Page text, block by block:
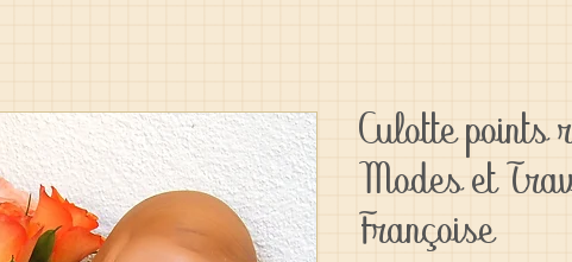
Culotte points
Modes et
Françoise